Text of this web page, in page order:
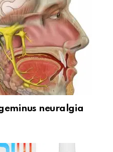
neuralgia